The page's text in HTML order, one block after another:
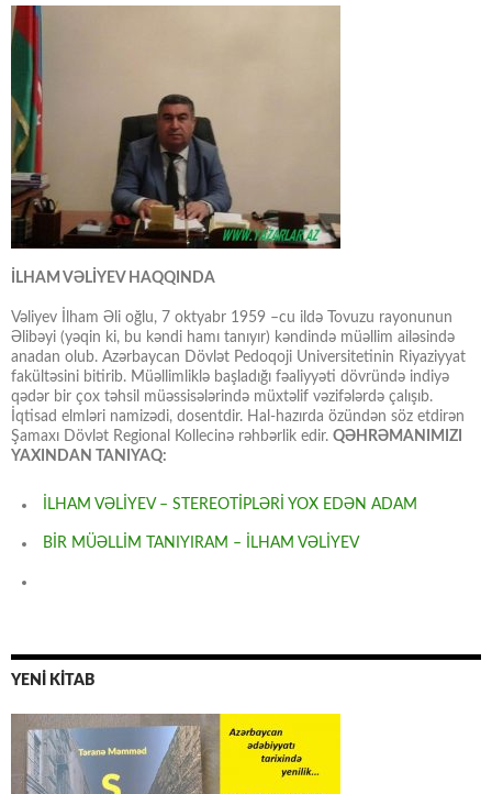
İLHAM VƏLİYEV HAQQINDA
Vəliyev İlham Əli oğlu, 7 oktyabr 1959 –cu ildə Tovuzu rayonunun
Əlibəyi (yəqin ki, bu kəndi hamı tanıyır) kəndində müəllim ailəsində
anadan olub. Azərbaycan Dövlət Pedoqoji Universitetinin Riyaziyyat
fakültəsini bitirib. Müəllimliklə başladığı fəaliyyəti dövründə indiyə
qədər bir çox təhsil müəssisələrində müxtəlif vəzifələrdə çalışıb.
İqtisad elmləri namizədi, dosentdir. Hal-hazırda özündən söz etdirən
Şamaxı Dövlət Regional Kollecinə rəhbərlik edir. QƏHRƏMANIMIZI
YAXINDAN TANIYAQ:
İLHAM VƏLİYEV – STEREOTİPLƏRİ YOX EDƏN ADAM
BİR MÜƏLLİM TANIYIRAM – İLHAM VƏLİYEV
YENİ KİTAB